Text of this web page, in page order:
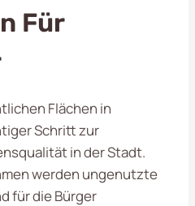
Für
Flächen in
Schritt zur
in der Stadt.
werden ungenutzte
für die Bürger